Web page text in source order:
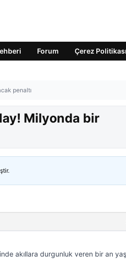
Forum Çerez Politikası
penaltı
Milyonda bir
akıllara durgunluk veren bir an